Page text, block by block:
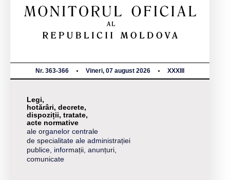
Nr. 363-366 Vineri, 07 august 2026 XXXIII
Legi,
hotărâri, decrete,
dispoziții, tratate,
acte normative
ale organelor centrale
de specialitate ale administrației
publice, informații, anunțuri,
comunicate